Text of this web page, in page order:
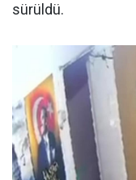
sürüldü.